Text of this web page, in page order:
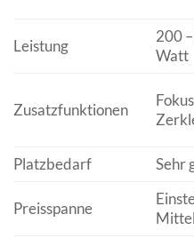
Leistung
200
Watt
Zusatzfunktionen
Platzbedarf
Sehr
Preisspanne